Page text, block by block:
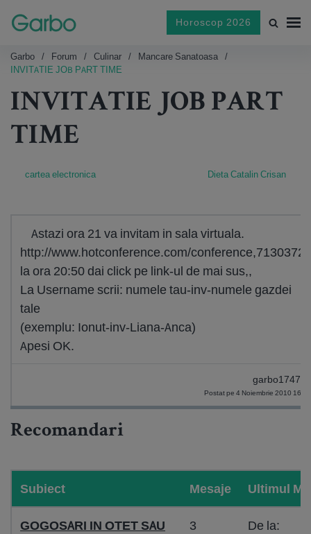
Horoscop 2026
Garbo Forum Culinar
Mancare Sanatoasa
INVITATIE JOB PART TIME
INVITATIE JOB PART
TIME
cartea electronica Dieta Catalin Crisan
Astazi ora 21 va invitam in sala virtuala.
http://www.hotconference.com/conference,71303727
la ora 20:50 dai click pe link-ul de mai sus,,
La Username scrii: numele tau-inv-numele gazdei
tale
(exemplu: Ionut-inv-Liana-Anca)
Apesi OK.
garbo174747
Postat pe 4 Noiembrie 2010 16:54
Recomandari
Subiect Mesaje Ultimul
GOGOSARI IN OTET SAU
3
De la: